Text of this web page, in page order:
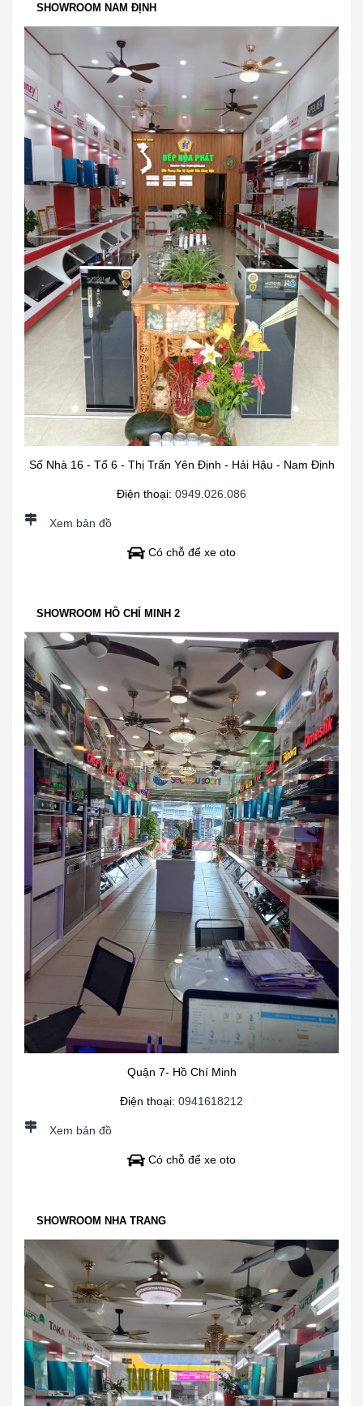
SHOWROOM NAM ĐỊNH
Số Nhà 16 - Tổ 6 - Thị Trấn Yên Định - Hải Hậu - Nam Định
Điện thoại: 0949.026.086
Xem bản đồ
Có chỗ để xe oto
SHOWROOM HỒ CHÍ MINH 2
Quận 7- Hồ Chí Minh
Điện thoại: 0941618212
Xem bản đồ
Có chỗ để xe oto
SHOWROOM NHA TRANG